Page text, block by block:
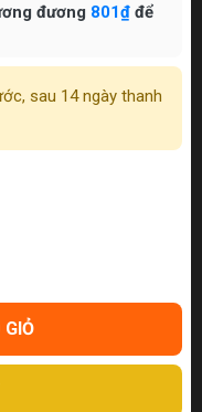
đương 801₫ để
sau 14 ngày thanh